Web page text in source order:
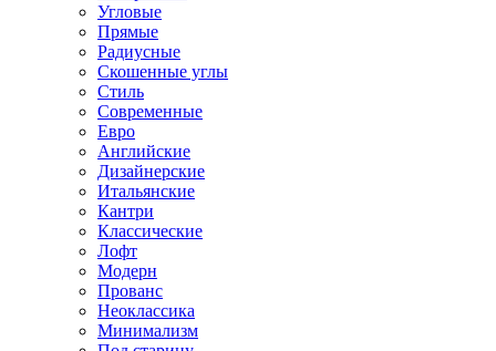
Угловые
Прямые
Радиусные
Скошенные углы
Стиль
Современные
Евро
Английские
Дизайнерские
Итальянские
Кантри
Классические
Лофт
Модерн
Прованс
Неоклассика
Минимализм